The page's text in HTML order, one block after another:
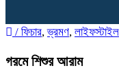
/ ফিচার,ভ্রমণ, লাইফস্টাইল
গরমে শিশুর আরাম